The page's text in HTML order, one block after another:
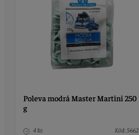
Poleva modrá Master Martini 250
g
4 ks Kód: 5662